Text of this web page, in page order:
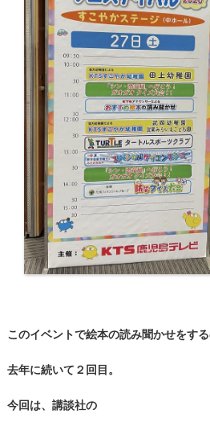
このイベントで絵本の読み聞かせをす
去年に続いて２回目。
今回は、講談社の